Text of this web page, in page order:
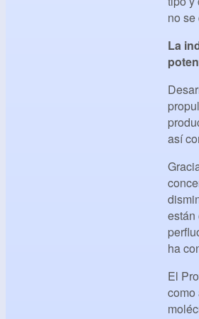
no se
La
así
están
ha
El
como